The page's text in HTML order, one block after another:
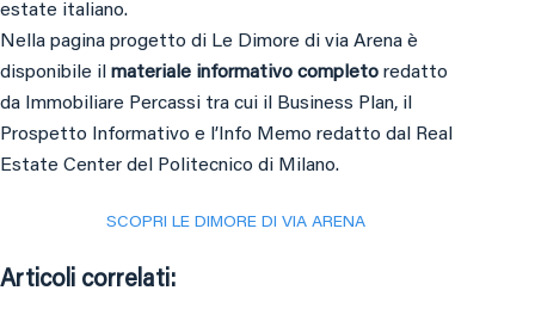
estate italiano.
Nella pagina progetto di Le Dimore di via Arena è
disponibile il materiale informativo completo redatto
da Immobiliare Percassi tra cui il Business Plan, il
Prospetto Informativo e l’Info Memo redatto dal Real
Estate Center del Politecnico di Milano.
SCOPRI LE DIMORE DI VIA ARENA
Articoli correlati: